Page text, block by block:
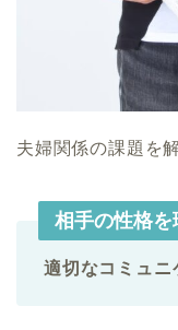
夫婦関係の課題を
相手の性格を
適切なコミュニ